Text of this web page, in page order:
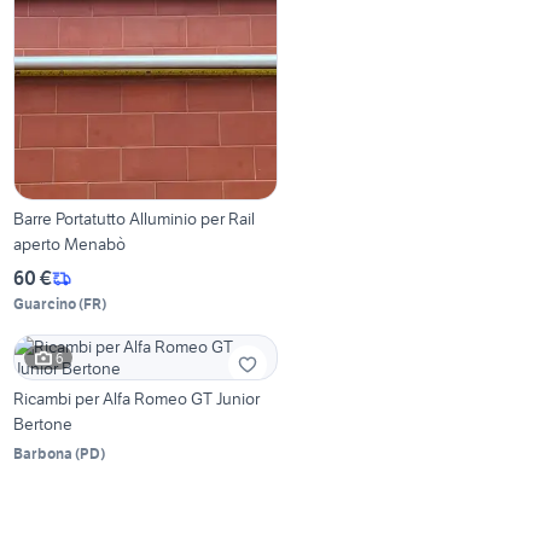
Barre Portatutto Alluminio per Rail
aperto Menabò
60 €
Guarcino(FR)
6
Ricambi per Alfa Romeo GT Junior
Bertone
Barbona (PD)